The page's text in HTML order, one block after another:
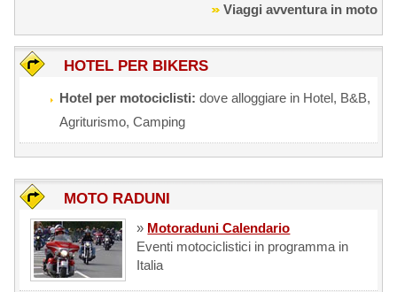
Viaggi avventura in moto
HOTEL PER BIKERS
Hotel per motociclisti: dove alloggiare in Hotel, B&B,
Agriturismo, Camping
MOTO RADUNI
» Motoraduni Calendario
Eventi motociclistici in programma in
Italia